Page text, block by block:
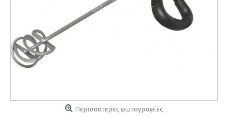
Περισσότερες φωτογραφίες